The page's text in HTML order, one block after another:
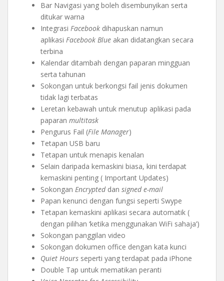
Bar Navigasi yang boleh disembunyikan serta
ditukar warna
Integrasi Facebook dihapuskan namun
aplikasi Facebook Blue akan didatangkan secara
terbina
Kalendar ditambah dengan paparan mingguan
serta tahunan
Sokongan untuk berkongsi fail jenis dokumen
tidak lagi terbatas
Leretan kebawah untuk menutup aplikasi pada
paparan multitask
Pengurus Fail (File Manager)
Tetapan USB baru
Tetapan untuk menapis kenalan
Selain daripada kemaskini biasa, kini terdapat
kemaskini penting ( Important Updates)
Sokongan Encrypteddan signed e-mail
Papan kenunci dengan fungsi seperti Swype
Tetapan kemaskini aplikasi secara automatik (
dengan pilihan ‘ketika menggunakan WiFi sahaja’)
Sokongan panggilan video
Sokongan dokumen office dengan kata kunci
Quiet Hours seperti yang terdapat pada iPhone
Double Tap untuk mematikan peranti